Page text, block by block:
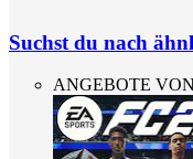
Suchst du nach
ANGEBOTE